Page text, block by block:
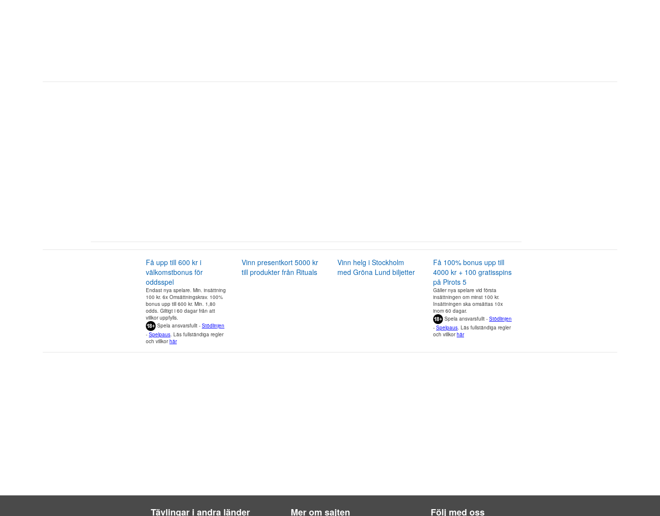
Få upp till 600 kr i
välkomstbonus för
oddsspel
Endast nya spelare. Min. insättning
100 kr. 6x Omsättningskrav. 100%
bonus upp till 600 kr. Min. 1,80
odds. Giltigt i 60 dagar från att
villkor uppfylls.
Spela ansvarsfullt - Stödlinjen
- Spelpaus. Läs fullständiga regler
och villkorhär
Vinn presentkort 5000 kr
till produkter från Rituals
Vinn helg i Stockholm
med Gröna Lund biljetter
Få 100% bonus upp till
4000 kr + 100 gratisspins
på Pirots 5
Gäller nya spelare vid första
insättningen om minst 100 kr.
Insättningen ska omsättas 10x
inom 60 dagar.
Spela ansvarsfullt - Stödlinjen
- Spelpaus. Läs fullständiga regler
och villkorhär
Tävlingar i andra länder Mer om sajten Följ med oss